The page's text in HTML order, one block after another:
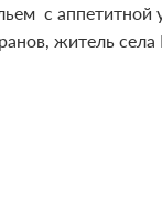
с
житель села